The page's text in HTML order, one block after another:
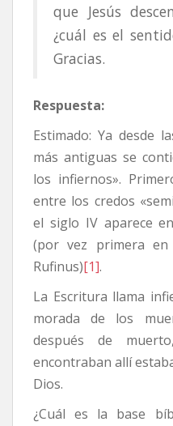
que Jesús
¿cuál es el
Gracias.
Respuesta:
Estimado: Ya desde
más antiguas se
los infiernos».
entre los credos
el siglo IV aparece
(por vez primera
Rufinus)[1].
La Escritura llama
morada de los
después de
encontraban allí
Dios.
¿Cuál es la base